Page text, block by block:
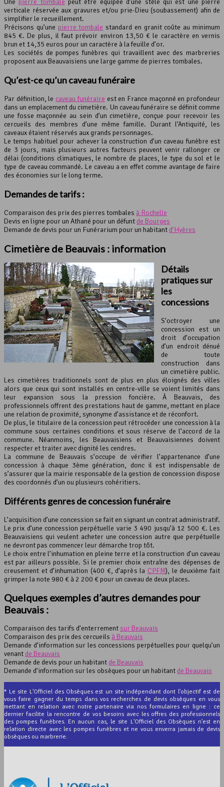
Une pierre tombale peut être équipée d’une stèle qui est une pierre
verticale réservée aux gravures et/ou prie-Dieu (soubassement) afin de
simplifier le recueillement.
Précisons qu’une pierre tombale standard en granit coûte au minimum
845 €. De plus, il faut prévoir environ 13,50 € le caractère en vernis
brun et 14,35 euros pour un caractère à la feuille d’or.
Les sociétés de pompes funèbres qui travaillent avec des marbreries
proposent aux Beauvaisiens une large gamme de pierres tombales.
Qu’est-ce qu’uncaveau funéraire
Par définition, le caveau funéraire est en France maçonné en profondeur
dans un emplacement du cimetière. Un caveau funéraire se définit comme
une fosse maçonnée au sein d’un cimetière, conçue pour recevoir les
cercueils des membres d’une même famille. Durant l’Antiquité, les
caveaux étaient réservés aux grands personnages.
Le temps habituel pour achever la construction d’un caveau funèbre est
de 3 jours, mais plusieurs autres facteurs peuvent venir rallonger ce
délai (conditions climatiques, le nombre de places, le type du sol et le
type de caveau commandé. Le caveau a en effet comme avantage de faire
des économies sur le long terme.
Demandes de tarifs :
Comparaison des prix des pierres tombales à Rochelle
Devis en ligne pour un Athané pour un défunt de Bourges
Demande de devis pour un Funérarium pour un habitant d’Hyères
Cimetière de Beauvais : information
Détails
pratiques sur
les
concessions
S’octroyer une
concession est un
droit d’occupation
d’un endroit dénué
de toute
construction dans
un cimetière public.
Les cimetières traditionnels sont de plus en plus éloignés des villes
alors que ceux qui sont installés en centre-ville se voient limités dans
leur expansion sous la pression foncière. À Beauvais, des
professionnels offrent des prestations haut de gamme, mettant en place
une relation de proximité, synonyme d’assistance et de réconfort.
De plus, le titulaire de la concession peut rétrocéder une concession à la
commune sous certaines conditions et sous réserve de l’accord de la
commune. Néanmoins, les Beauvaisiens et Beauvaisiennes doivent
respecter et traiter avec dignité les cendres.
La commune de Beauvais s’occupe de vérifier l’appartenance d’une
concession à chaque 3ème génération, donc il est indispensable de
s’assurer que la mairie responsable de la gestion de concession dispose
des coordonnés d’un ou plusieurs cohéritiers.
Différents genres de concession funéraire
L’acquisition d’une concession se fait en signant un contrat administratif.
Le prix d’une concession perpétuelle varie 3 490 jusqu’à 12 500 €. Les
Beauvaisiens qui veulent acheter une concession autre que perpétuelle
ne devront pas commencer leur démarche trop tôt.
Le choix entre l’inhumation en pleine terre et la construction d’un caveau
est par ailleurs possible. Si le premier choix entraîne des dépenses de
creusement et d’inhumation (400 €, d’après la CPFM), le deuxième fait
grimper la note 980 € à 2 200 € pour un caveau de deux places.
Quelques exemples d’autres demandes pour
Beauvais :
Comparaison des tarifs d’enterrement sur Beauvais
Comparaison des prix des cercueils à Beauvais
Demande d’information sur les concessions perpétuelles pour quelqu’un
venant de Beauvais
Demande de devis pour un habitant de Beauvais
Demande d’information sur les obsèques pour un habitant de Beauvais
* Le site L'Officiel des Obsèques est un site indépendant dont l'objectif est de
vous faire gagner du temps dans vos recherches de devis obsèques en vous
mettant en relation avec notre partenaire via nos formulaires en ligne : ce
dernier facilite la rencontre de vos besoins avec les offres des professionnels
des pompes funèbres. En aucun cas, le site L'Officiel des Obsèques n'est en
relation directe avec les pompes funèbres et ne vous enverra jamais de devis
obsèques ou marbrerie.